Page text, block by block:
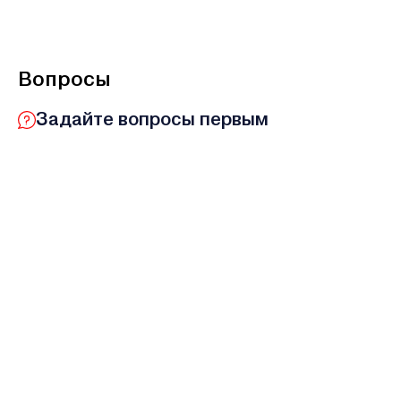
Вопросы
Задайте вопросы первым